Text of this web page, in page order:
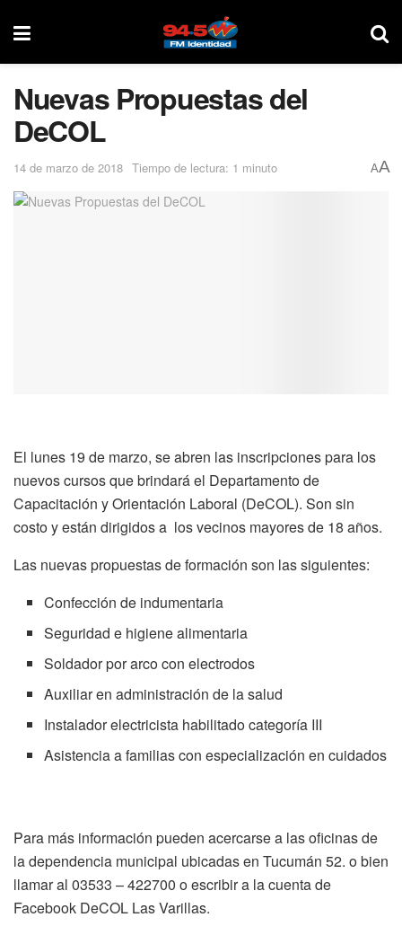
Nuevas Propuestas del
DeCOL
14 de marzo de 2018 Tiempo de lectura: 1 minuto AA
El lunes 19 de marzo, se abren las inscripciones para los
nuevos cursos que brindará el Departamento de
Capacitación y Orientación Laboral (DeCOL). Son sin
costo y están dirigidos a los vecinos mayores de 18 años.
Las nuevas propuestas de formación son las siguientes:
Confección de indumentaria
Seguridad e higiene alimentaria
Soldador por arco con electrodos
Auxiliar en administración de la salud
Instalador electricista habilitado categoría III
Asistencia a familias con especialización en cuidados
Para más información pueden acercarse a las oficinas de
la dependencia municipal ubicadas en Tucumán 52. o bien
llamar al 03533 – 422700 o escribir a la cuenta de
Facebook DeCOL Las Varillas.